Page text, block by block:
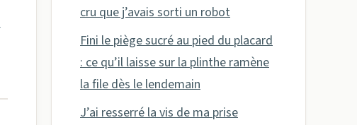
cru que j’avais sorti un robot
Fini le piège sucré au pied du placard
: ce qu’il laisse sur la plinthe ramène
la file dès le lendemain
J’ai resserré la vis de ma prise